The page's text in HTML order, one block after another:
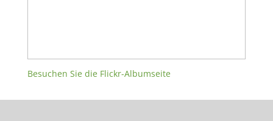
Besuchen Sie die Flickr-Albumseite